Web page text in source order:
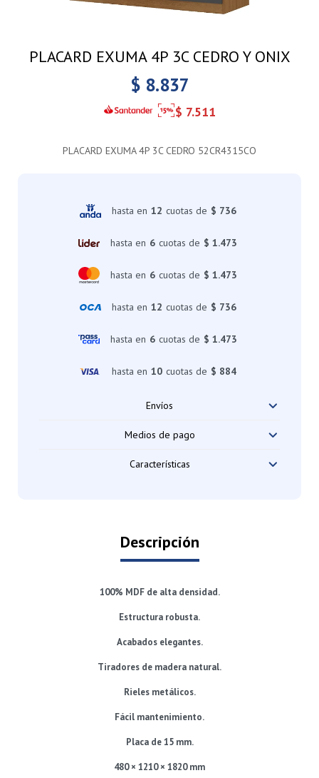
PLACARD EXUMA 4P 3C CEDRO Y ONIX
$ 8.837
$ 7.511
PLACARD EXUMA 4P 3C CEDRO 52CR4315CO
hasta en 12 cuotas de $ 736
hasta en 6 cuotas de $ 1.473
hasta en 6 cuotas de $ 1.473
hasta en 12 cuotas de $ 736
hasta en 6 cuotas de $ 1.473
hasta en 10 cuotas de $ 884
Envíos
Medios de pago
Características
Descripción
100% MDF de alta densidad.
Estructura robusta.
Acabados elegantes.
Tiradores de madera natural.
Rieles metálicos.
Fácil mantenimiento.
Placa de 15 mm.
480 × 1210 × 1820 mm